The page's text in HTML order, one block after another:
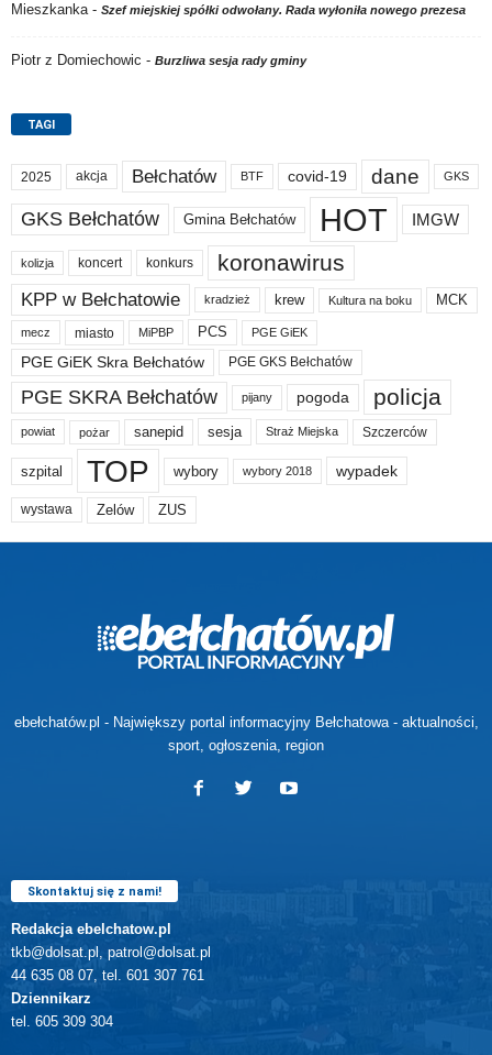
Mieszkanka- Szef miejskiej spółki odwołany. Rada wyłoniła nowego prezesa
Piotr z Domiechowic - Burzliwa sesja rady gminy
TAGI
2025 akcja Bełchatów BTF covid-19 dane GKS
GKS Bełchatów Gmina Bełchatów HOT IMGW
kolizja koncert konkurs koronawirus
KPP w Bełchatowie kradzież krew Kultura na boku MCK
mecz miasto MiPBP PCS PGE GiEK
PGE GiEK Skra Bełchatów PGE GKS Bełchatów
PGE SKRA Bełchatów pijany pogoda policja
powiat pożar sanepid sesja Straż Miejska Szczerców
szpital TOP wybory wybory 2018 wypadek
wystawa Zelów ZUS
ebełchatów.pl - Największy portal informacyjny Bełchatowa - aktualności,
sport, ogłoszenia, region
Skontaktuj się z nami!
Redakcja ebelchatow.pl
tkb@dolsat.pl, patrol@dolsat.pl
44 635 08 07, tel. 601 307 761
Dziennikarz
tel. 605 309 304